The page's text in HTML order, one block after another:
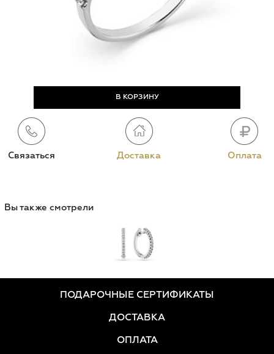
Связаться Доставка Оплата
Вы также смотрели
ПОДАРОЧНЫЕ СЕРТИФИКАТЫ
ДОСТАВКА
ОПЛАТА